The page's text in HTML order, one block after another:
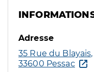
Adresse
35 Rue du Blayais,
33600 Pessac